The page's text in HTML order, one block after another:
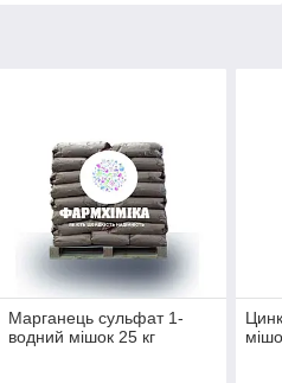
Марганець сульфат 1-
водний мішок 25 кг